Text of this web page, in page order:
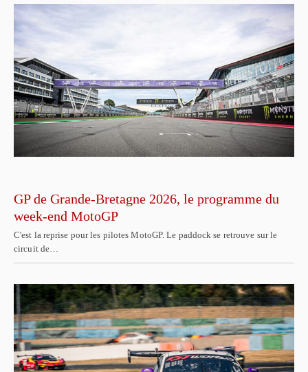
GP de Grande-Bretagne 2026, le programme du
week-end MotoGP
C'est la reprise pour les pilotes MotoGP. Le paddock se retrouve sur le
circuit de…